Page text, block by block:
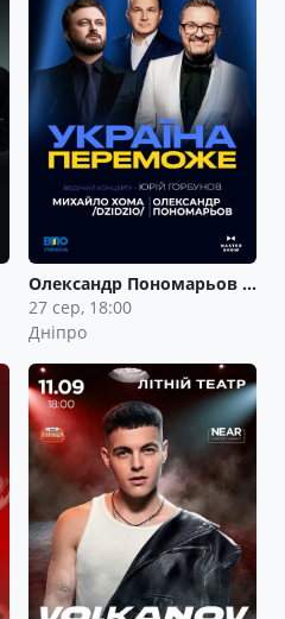
Олександр Пономарьов …
27 сер, 18:00
Дніпро